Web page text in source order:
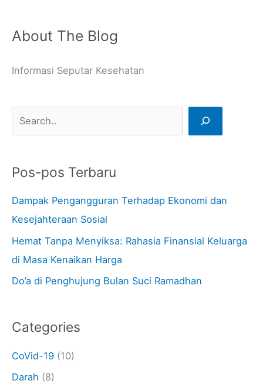
About The Blog
Informasi Seputar Kesehatan
C
r
Pos-pos Terbaru
Dampak Pengangguran Terhadap Ekonomi dan
Kesejahteraan Sosial
Hemat Tanpa Menyiksa: Rahasia Finansial Keluarga
di Masa Kenaikan Harga
Do’a di Penghujung Bulan Suci Ramadhan
Categories
CoVid-19 (10)
Darah (8)